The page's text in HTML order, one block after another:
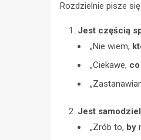
Rozdzielnie pisze się
Jest częścią
„Nie wiem,
„Ciekawe,
Jest
„Zrób to, by